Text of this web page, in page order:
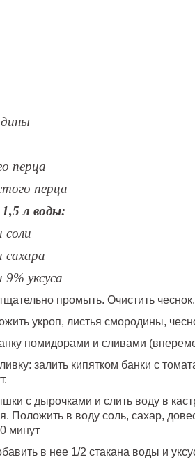
перца
перца
л воды:
соли
уксуса
промыть. Очистить чеснок.
укроп, листья смородины,
помидорами и сливами
залить кипятком банки с
с дырочками и слить воду в
Положить в воду соль, сахар,
минут
в нее 1/2 стакана воды и